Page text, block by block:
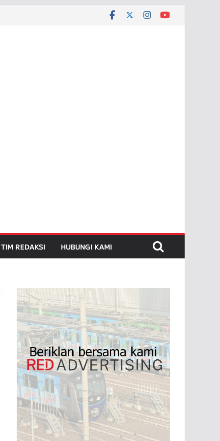
TIM REDAKSI HUBUNGI KAMI